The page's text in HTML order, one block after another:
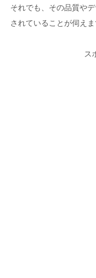
それでも、その品質や
されていることが伺えま
ス